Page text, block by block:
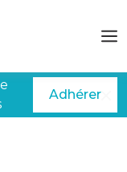
Adhérer